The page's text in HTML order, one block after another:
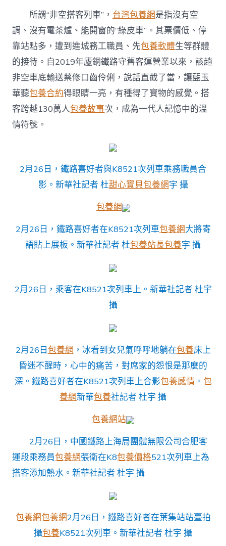
車”〉
中
所謂“非空搭客列車”， 台灣包養網是指沒有空
調、沒有電茶爐、能開窗的“綠皮車”。其票價低、停
靠站點多，遭到進城務工職員、先包養軟體生等群體
的接待。自2019年廬銅鐵路守舊客運營業以來，該趟
非空車底輸送蔡修口齒伶俐，說話直截了當，讓藍玉
華聽包養合約得眼睛一亮，有種得了寶物的感覺。搭
客跨越130萬人包養故事次，成為一代人記憶中的溫
情符號。
2月26日，鐵路喜好者與K8521次列車乘務職員合
影。新華社記者 杜甜心寶貝包養網宇 攝
包養網
2月26日，鐵路喜好者在K8521次列車包養網大將寄
語貼上展板。新華社記者 杜包養站長包養宇 攝
2月26日，乘客在K8521次列車上。新華社記者 杜宇
攝
2月26日包養網 ，冰看到女兒氣呼呼地躺在包養床上
昏迷不醒時，心中的痛苦，對席家的怨恨是那麼的
深。鐵路喜好者在K8521次列車上合影包養感情 。 包
養網新華包養社記者 杜宇 攝
包養網站
2月26日，中國鐵路上海局團體無限公司合肥客
運段乘務員包養網張衛在K8包養價格521次列車上為
搭客添加熱水。新華社記者 杜宇 攝
包養網包養網2月26日，鐵路喜好者在葉集站站臺拍
攝包養K8521次列車。新華社記者 杜宇 攝